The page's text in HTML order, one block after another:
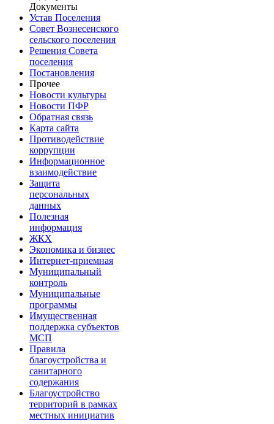
Документы
Устав Поселения
Совет Вознесенского
сельского поселения
Решения Совета
поселения
Постановления
Прочее
Новости культуры
Новости ПФР
Обратная связь
Карта сайта
Противодействие
коррупции
Информационное
взаимодействие
Защита
персональных
данных
Полезная
информация
ЖКХ
Экономика и бизнес
Интернет-приемная
Муниципальный
контроль
Муниципальные
программы
Имущественная
поддержка субъектов
МСП
Правила
благоустройства и
санитарного
содержания
Благоустройство
территорий в рамках
местных инициатив